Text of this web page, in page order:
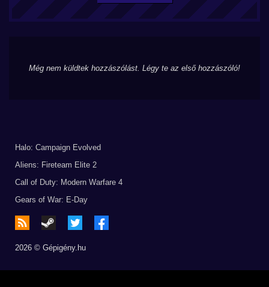
Még nem küldtek hozzászólást. Légy te az első hozzászóló!
Halo: Campaign Evolved
Aliens: Fireteam Elite 2
Call of Duty: Modern Warfare 4
Gears of War: E-Day
2026 © Gépigény.hu